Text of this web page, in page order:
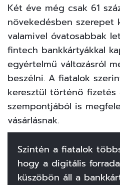
Két éve még csak 61
növekedésben szerepet
valamivel óvatosabbak
fintech bankkártyákkal
egyértelmű változásról
beszélni. A fiatalok
keresztül történő fizetés
szempontjából is
vásárlásnak.
Szintén a fiatalok
hogy a digitális
küszöbön áll a